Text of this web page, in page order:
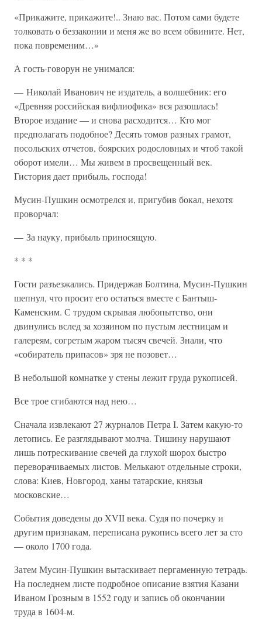
«Прикажите, прикажите!.. Знаю вас. Потом сами будете
толковать о беззаконии и меня же во всем обвините. Нет,
пока повременим…»
А гость-говорун не унимался:
— Николай Иванович не издатель, а волшебник: его
«Древняя российская вифлиофика» вся разошлась!
Второе издание — и снова расходится… Кто мог
предполагать подобное? Десять томов разных грамот,
посольских отчетов, боярских родословных и чтоб такой
оборот имели… Мы живем в просвещенный век.
Гистория дает прибыль, господа!
Мусин-Пушкин осмотрелся и, пригубив бокал, нехотя
проворчал:
— За науку, прибыль приносящую.
* * *
Гости разъезжались. Придержав Болтина, Мусин-Пушкин
шепнул, что просит его остаться вместе с Бантыш-
Каменским. С трудом скрывая любопытство, они
двинулись вслед за хозяином по пустым лестницам и
галереям, согретым жаром тысяч свечей. Знали, что
«собиратель припасов» зря не позовет…
В небольшой комнатке у стены лежит груда рукописей.
Все трое сгибаются над нею…
Сначала извлекают 27 журналов Петра I. Затем какую-то
летопись. Ее разглядывают молча. Тишину нарушают
лишь потрескивание свечей да глухой шорох быстро
переворачиваемых листов. Мелькают отдельные строки,
слова: Киев, Новгород, ханы татарские, князья
московские…
События доведены до XVII века. Судя по почерку и
другим признакам, переписана рукопись всего лет за сто
— около 1700 года.
Затем Мусин-Пушкин вытаскивает пергаменную тетрадь.
На последнем листе подробное описание взятия Казани
Иваном Грозным в 1552 году и запись об окончании
труда в 1604-м.